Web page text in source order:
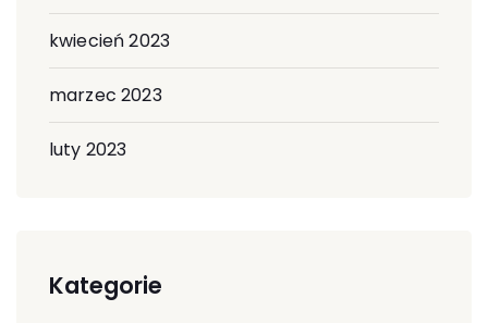
kwiecień 2023
marzec 2023
luty 2023
Kategorie